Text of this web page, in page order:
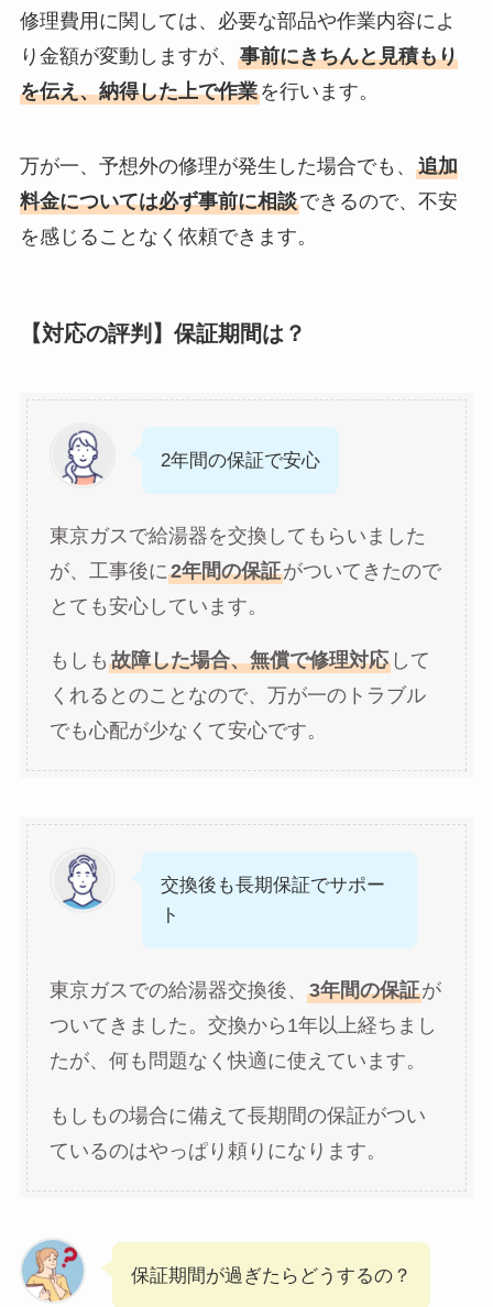
修理費用に関しては、必要な部品や作業内容によ
り金額が変動しますが、 事前にきちんと見積もり
を伝え、納得した上で作業を行います。
万が一、予想外の修理が発生した場合でも、 追加
料金については必ず事前に相談できるので、不安
を感じることなく依頼できます。
【対応の評判】保証期間は？
2年間の保証で安心
東京ガスで給湯器を交換してもらいました
が、工事後に2年間の保証がついてきたので
とても安心しています。
もしも 故障した場合、無償で修理対応して
くれるとのことなので、万が一のトラブル
でも心配が少なくて安心です。
交換後も長期保証でサポー
ト
東京ガスでの給湯器交換後、 3年間の保証が
ついてきました。交換から1年以上経ちまし
たが、何も問題なく快適に使えています。
もしもの場合に備えて長期間の保証がつい
ているのはやっぱり頼りになります。
保証期間が過ぎたらどうするの？